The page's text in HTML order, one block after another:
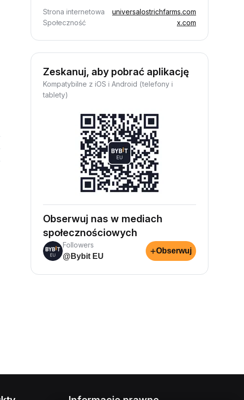
Strona internetowa
universalostrichfarms.com
Społeczność
x.com
Zeskanuj, aby pobrać aplikację
Kompatybilne z iOS i Android (telefony i
tablety)
Obserwuj nas w mediach
społecznościowych
Followers
@Bybit EU
+Obserwuj